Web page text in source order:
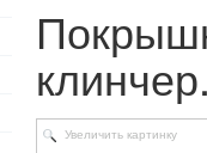
Покрышка 700х23С (23-622) K196 KONTENDER
Увеличить картинку